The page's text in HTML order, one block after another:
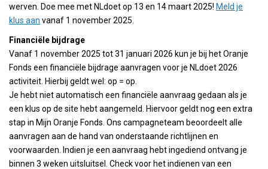
werven. Doe mee met NLdoet op 13 en 14 maart 2025! Meld je
klus aan vanaf 1 november 2025.
Financiële bijdrage
Vanaf 1 november 2025 tot 31 januari 2026 kun je bij het Oranje
Fonds een financiële bijdrage aanvragen voor je NLdoet 2026
activiteit. Hierbij geldt wel: op = op.
Je hebt niet automatisch een financiële aanvraag gedaan als je
een klus op de site hebt aangemeld. Hiervoor geldt nog een extra
stap in Mijn Oranje Fonds. Ons campagneteam beoordeelt alle
aanvragen aan de hand van onderstaande richtlijnen en
voorwaarden. Indien je een aanvraag hebt ingediend ontvang je
binnen 3 weken uitsluitsel. Check voor het indienen van een